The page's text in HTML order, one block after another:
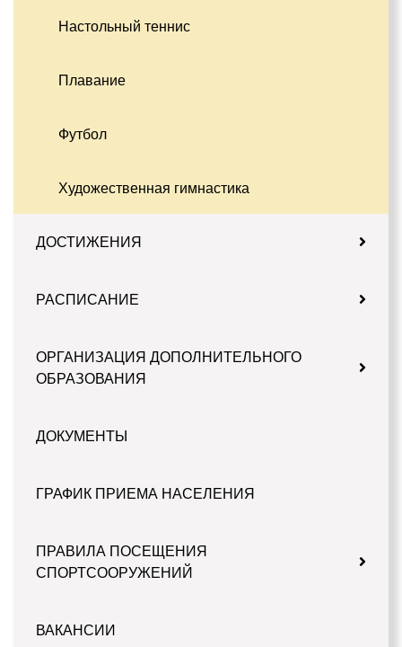
Настольный теннис
Плавание
Футбол
Художественная гимнастика
ДОСТИЖЕНИЯ
РАСПИСАНИЕ
ОРГАНИЗАЦИЯ ДОПОЛНИТЕЛЬНОГО
ОБРАЗОВАНИЯ
ДОКУМЕНТЫ
ГРАФИК ПРИЕМА НАСЕЛЕНИЯ
ПРАВИЛА ПОСЕЩЕНИЯ
СПОРТСООРУЖЕНИЙ
ВАКАНСИИ